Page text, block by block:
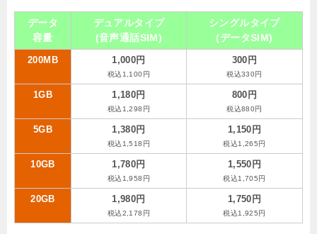
データ
容量
デュアルタイプ
(音声通話SIM)
シングルタイプ
(データSIM)
200MB 1,000円
税込1,100円
300円
税込330円
1GB 1,180円
税込1,298円
800円
税込880円
5GB 1,380円
税込1,518円
1,150円
税込1,265円
10GB 1,780円
税込1,958円
1,550円
税込1,705円
20GB 1,980円
税込2,178円
1,750円
税込1,925円